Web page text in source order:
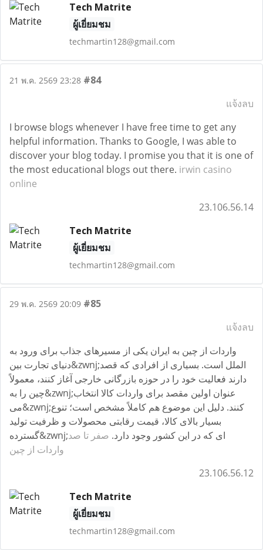
Tech Matrite
ผู้เยี่ยมชม
techmartin128@gmail.com
21 พ.ค. 2569 23:28 #84
แจ้งลบ
I browse blogs whenever I have free time to get any
helpful information. Thanks to Google, I was able to
discover your blog today. I promise you that it is one of
the most educational blogs out there. irwin casino
online
23.106.56.14
Tech Matrite
ผู้เยี่ยมชม
techmartin128@gmail.com
29 พ.ค. 2569 20:09 #85
แจ้งลบ
واردات از چین به ایران یکی از مسیرهای جذاب برای ورود به
دنیای تجارت بین&zwnj;الملل است. بسیاری از افرادی که قصد
دارند فعالیت خود را در حوزه بازرگانی خارجی آغاز کنند، معمولاً
چین را به&zwnj;عنوان اولین مقصد برای واردات کالا انتخاب
می&zwnj;کنند. دلیل این موضوع هم کاملاً مشخص است؛ تنوع
بسیار بالای کالا، قیمت رقابتی محصولات و ظرفیت تولید
گسترده&zwnj;ای که در این کشور وجود دارد. صفر تا صد
واردات از چین
23.106.56.12
Tech Matrite
ผู้เยี่ยมชม
techmartin128@gmail.com